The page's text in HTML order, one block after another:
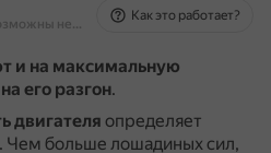
На основе источников, возможны неточности
Как это работает?
и на максимальную
его разгон.
двигателя определяет
Чем больше лошадиных сил,